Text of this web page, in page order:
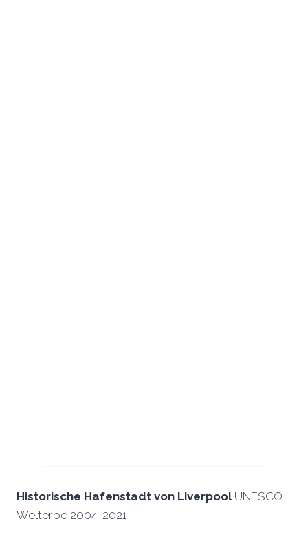
Historische Hafenstadt von Liverpool UNESCO
Welterbe 2004-2021